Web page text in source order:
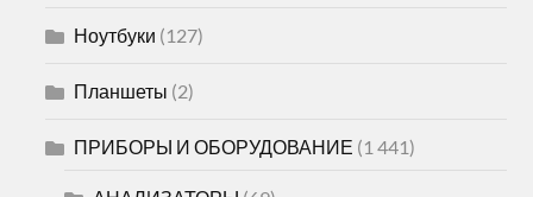
Ноутбуки (127)
Планшеты (2)
ПРИБОРЫ И ОБОРУДОВАНИЕ (1 441)